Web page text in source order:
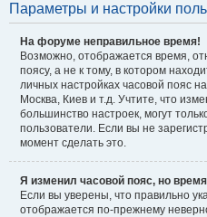
Параметры и настройки
На форуме неправильное время!
Возможно, отображается время,
поясу, а не к тому, в котором
личных настройках часовой пояс
Москва, Киев и т.д. Учтите, что
большинство настроек, могут
пользователи. Если вы не
момент сделать это.
Я изменил часовой пояс, но
Если вы уверены, что правильно
отображается по-прежнему